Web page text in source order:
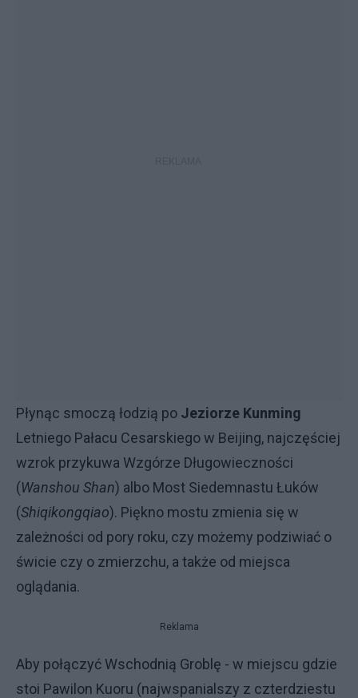
Płynąc smoczą łodzią po Jeziorze Kunming
Letniego Pałacu Cesarskiego w Beijing, najczęściej
wzrok przykuwa Wzgórze Długowieczności
(Wanshou Shan) albo Most Siedemnastu Łuków
(Shiqikongqiao). Piękno mostu zmienia się w
zależności od pory roku, czy możemy podziwiać o
świcie czy o zmierzchu, a także od miejsca
oglądania.
Reklama
Aby połączyć Wschodnią Groblę - w miejscu gdzie
stoi Pawilon Kuoru (najwspanialszy z czterdziestu